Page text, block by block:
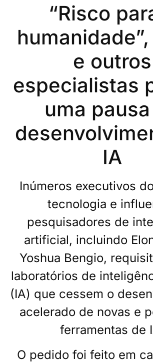
“Risco
e outros
especialistas
uma
IA
Inúmeros executivos
tecnologia e
pesquisadores de
artificial, incluindo
Yoshua Bengio,
laboratórios de
(IA) que cessem o
acelerado de novas e
ferramentas de
O pedido foi feito em